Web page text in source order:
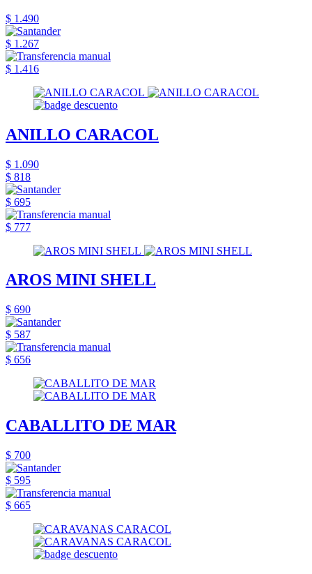
$ 1.490
$ 1.267
$ 1.416
ANILLO CARACOL
$ 1.090
$ 818
$ 695
$ 777
AROS MINI SHELL
$ 690
$ 587
$ 656
CABALLITO DE MAR
$ 700
$ 595
$ 665